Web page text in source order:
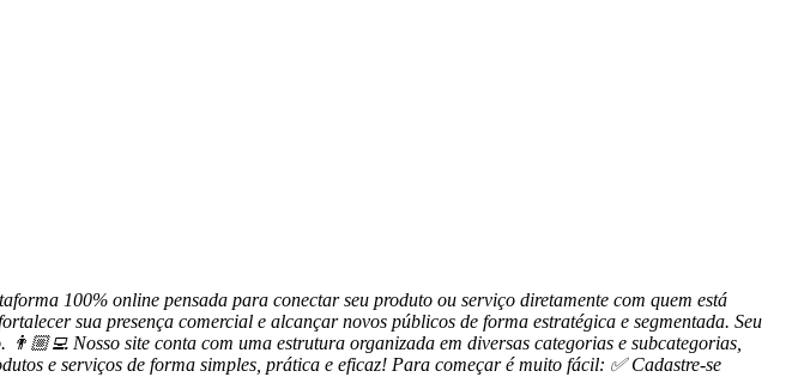
100% online pensada para conectar seu produto ou serviço diretamente com quem está
sua presença comercial e alcançar novos públicos de forma estratégica e segmentada. Seu
Nosso site conta com uma estrutura organizada em diversas categorias e subcategorias,
e serviços de forma simples, prática e eficaz! Para começar é muito fácil: ✅ Cadastre-se